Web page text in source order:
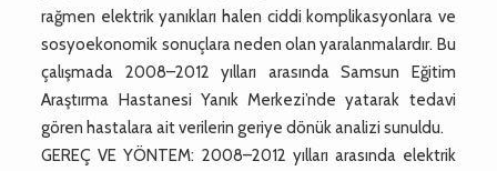
rağmen elektrik yanıkları halen ciddi komplikasyonlara ve
sosyoekonomik sonuçlara neden olan yaralanmalardır. Bu
çalışmada 2008–2012 yılları arasında Samsun Eğitim
Araştırma Hastanesi Yanık Merkezi’nde yatarak tedavi
gören hastalara ait verilerin geriye dönük analizi sunuldu.
GEREÇ VE YÖNTEM: 2008–2012 yılları arasında elektrik